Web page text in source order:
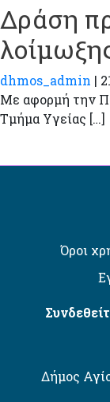
Δράση
dhmos_admin |
Με αφορμή την
Τμήμα Υγείας […]
Όροι
Δήμος